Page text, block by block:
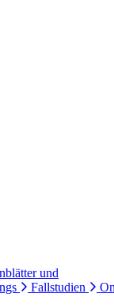
und
Fallstudien